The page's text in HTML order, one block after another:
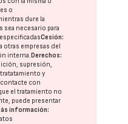
o
dure la
sea necesario para
especificadasCesión:
otras empresas del
interna. Derechos:
supresión,
y
contacte con
el tratamiento no
puede presentar
información: